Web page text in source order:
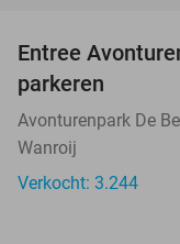
Entree
parkeren
Avonturenpark De
Wanroij
Verkocht: 3.244